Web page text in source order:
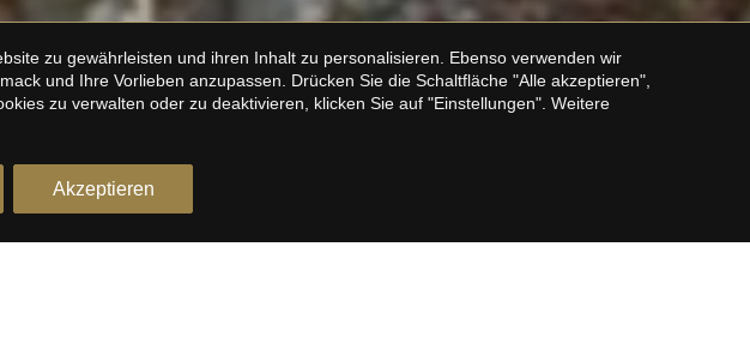
Sagrada
zu gewährleisten und ihren Inhalt zu personalisieren. Ebenso verwenden wir
und Ihre Vorlieben anzupassen. Drücken Sie die Schaltfläche "Alle akzeptieren",
zu verwalten oder zu deaktivieren, klicken Sie auf "Einstellungen". Weitere
Akzeptieren